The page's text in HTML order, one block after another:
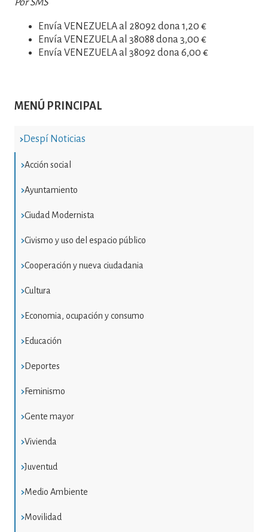
MENÚ PRINCIPAL
Despí Noticias
Acción social
Ayuntamiento
Ciudad Modernista
Civismo y uso del espacio público
Cooperación y nueva ciudadania
Cultura
Economia, ocupación y consumo
Educación
Deportes
Feminismo
Gente mayor
Vivienda
Juventud
Medio Ambiente
Movilidad
Por SMS
Envía VENEZUELA al 28092 dona 1,20 €
Envía VENEZUELA al 38088 dona 3,00 €
Envía VENEZUELA al 38092 dona 6,00 €